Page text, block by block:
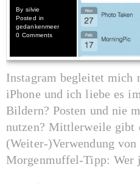
Bysilvie
Posted in
gedankenmeer
0 Comments
Instagram begleitet mich
iPhone und ich liebe es
Bildern? Posten und nie
nutzen? Mittlerweile gibt
(Weiter-)Verwendung
Morgenmuffel-Tipp: Wer